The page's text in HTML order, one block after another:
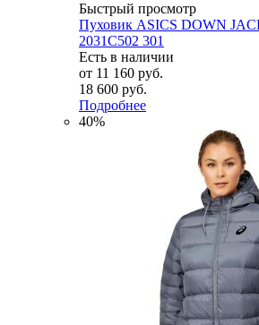
Быстрый просмотр
Пуховик ASICS DOWN
2031C502 301
Есть в наличии
от 11 160 руб.
18 600 руб.
Подробнее
40%